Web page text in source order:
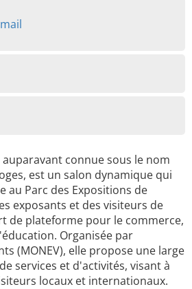
auparavant connue sous le nom
est un salon dynamique qui
au Parc des Expositions de
exposants et des visiteurs de
de plateforme pour le commerce,
Organisée par
(MONEV), elle propose une large
services et d'activités, visant à
locaux et internationaux.